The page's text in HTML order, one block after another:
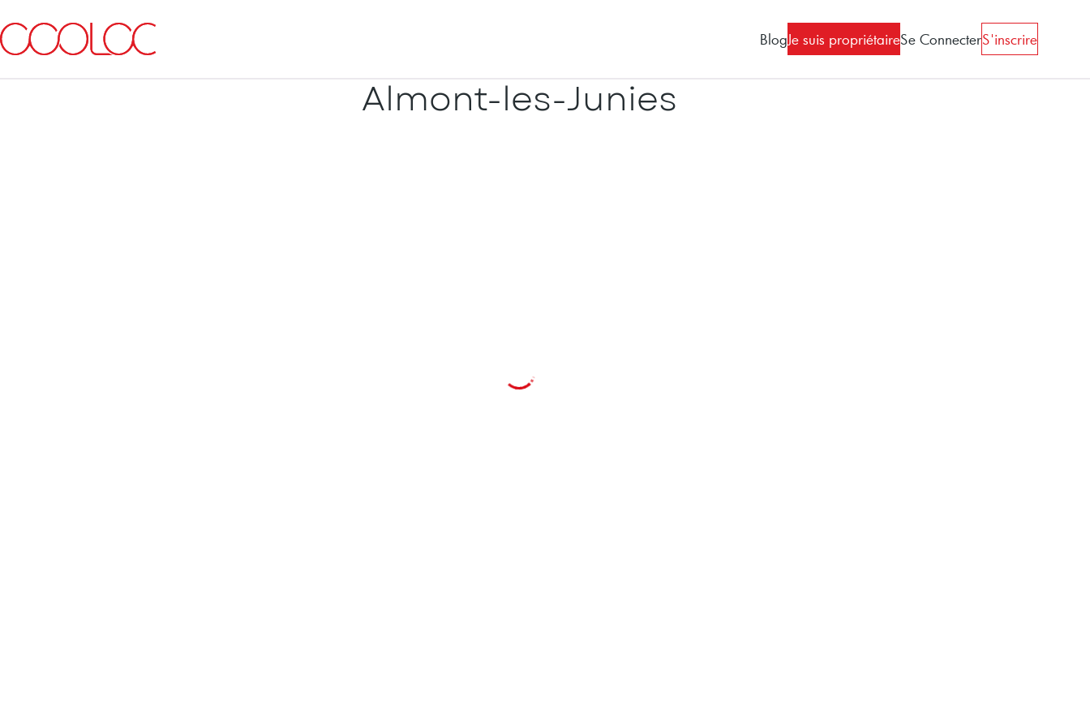
BlogJe suis propriétaireSe ConnecterS'inscrire
Almont-les-Junies